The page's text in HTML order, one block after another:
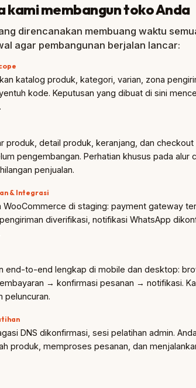
kami membangun toko Anda
direncanakan membuang waktu
agar pembangunan berjalan lancar:
katalog produk, kategori, varian, zona
kode. Keputusan yang dibuat di sini
produk, detail produk, keranjang, dan
pengembangan. Perhatian khusus pada
penjualan.
& Integrasi
WooCommerce di staging: payment gateway
diverifikasi, notifikasi WhatsApp
end-to-end lengkap di mobile dan desktop:
→ konfirmasi pesanan → notifikasi.
peluncuran.
DNS dikonfirmasi, sesi pelatihan admin.
produk, memproses pesanan, dan